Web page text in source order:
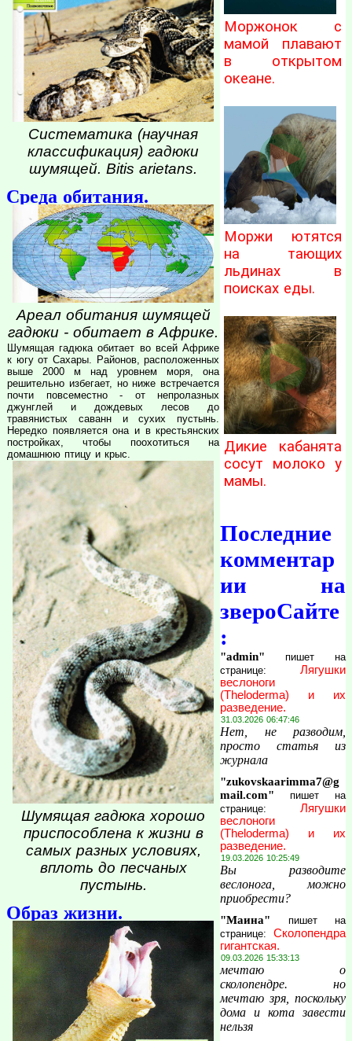
Систематика (научная
классификация) гадюки
шумящей. Bitis arietans.
Среда обитания.
Ареал обитания шумящей
гадюки - обитает в Африке.
Шумящая гадюка обитает во всей Африке
к югу от Сахары. Районов, расположенных
выше 2000 м над уровнем моря, она
решительно избегает, но ниже встречается
почти повсеместно - от непролазных
джунглей и дождевых лесов до
травянистых саванн и сухих пустынь.
Нередко появляется она и в крестьянских
постройках, чтобы поохотиться на
домашнюю птицу и крыс.
Шумящая гадюка хорошо
приспособлена к жизни в
самых разных условиях,
вплоть до песчаных
пустынь.
Образ жизни.
Моржонок с
мамой плавают
в открытом
океане.
Моржи ютятся
на тающих
льдинах в
поисках еды.
Дикие кабанята
сосут молоко у
мамы.
Последние
комментар
ии на
звероСайте
:
"admin" пишет на
странице: Лягушки
веслоноги
(Theloderma) и их
разведение.
31.03.2026 06:47:46
Нет, не разводим,
просто статья из
журнала
"zukovskaarimma7@g
mail.com" пишет на
странице: Лягушки
веслоноги
(Theloderma) и их
разведение.
19.03.2026 10:25:49
Вы разводите
веслонога, можно
приобрести?
"Маина" пишет на
странице: Сколопендра
гигантская.
09.03.2026 15:33:13
мечтаю о
сколопендре. но
мечтаю зря, поскольку
дома и кота завести
нельзя